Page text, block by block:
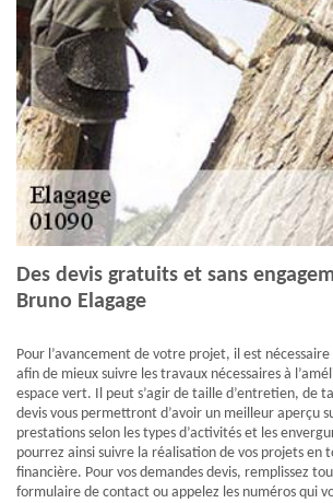
Des devis gratuits et sans
Bruno Elagage
Pour l’avancement de votre projet, il est
afin de mieux suivre les travaux nécessaires à
espace vert. Il peut s’agir de taille d’entretien, de
devis vous permettront d’avoir un meilleur aperçu
prestations selon les types d’activités et les
pourrez ainsi suivre la réalisation de vos projets
financière. Pour vos demandes devis, remplissez
formulaire de contact ou appelez les numéros qui